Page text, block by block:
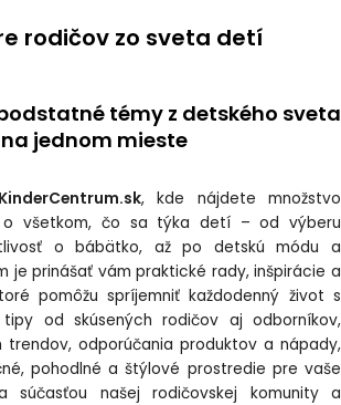
rodičov zo sveta detí
témy z detského sveta
na jednom mieste
, kde nájdete množstvo
o všetkom, čo sa týka detí – od výberu
o bábätko, až po detskú módu a
je prinášať vám praktické rady, inšpirácie a
pomôžu spríjemniť každodenný život s
od skúsených rodičov aj odborníkov,
trendov, odporúčania produktov a nápady,
pohodlné a štýlové prostredie pre vaše
súčasťou našej rodičovskej komunity a